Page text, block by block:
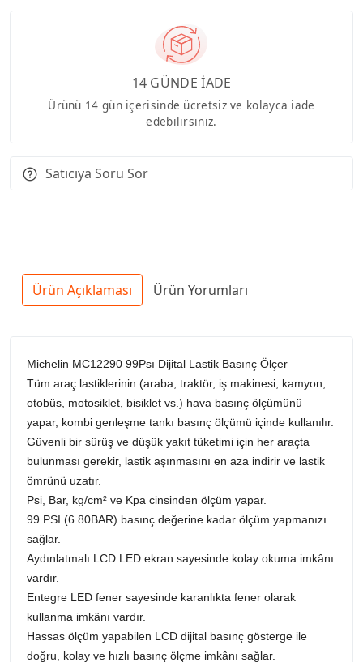
14 GÜNDE İADE
Ürünü 14 gün içerisinde ücretsiz ve kolayca iade
edebilirsiniz.
Satıcıya Soru Sor
Ürün Açıklaması Ürün Yorumları
Michelin MC12290 99Psı Dijital Lastik Basınç Ölçer
Tüm araç lastiklerinin (araba, traktör, iş makinesi, kamyon,
otobüs, motosiklet, bisiklet vs.) hava basınç ölçümünü
yapar, kombi genleşme tankı basınç ölçümü içinde kullanılır.
Güvenli bir sürüş ve düşük yakıt tüketimi için her araçta
bulunması gerekir, lastik aşınmasını en aza indirir ve lastik
ömrünü uzatır.
Psi, Bar, kg/cm² ve Kpa cinsinden ölçüm yapar.
99 PSI (6.80BAR) basınç değerine kadar ölçüm yapmanızı
sağlar.
Aydınlatmalı LCD LED ekran sayesinde kolay okuma imkânı
vardır.
Entegre LED fener sayesinde karanlıkta fener olarak
kullanma imkânı vardır.
Hassas ölçüm yapabilen LCD dijital basınç gösterge ile
doğru, kolay ve hızlı basınç ölçme imkânı sağlar.